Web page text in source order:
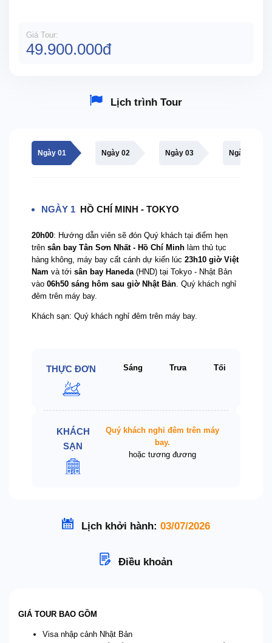
Giá Tour:
49.900.000đ
Lịch trình Tour
Ngày 01 Ngày 02 Ngày 03 Ngày 04
NGÀY 1 HỒ CHÍ MINH - TOKYO
20h00: Hướng dẫn viên sẽ đón Quý khách tại điểm hẹn
trênsân bay Tân Sơn Nhất - Hồ Chí Minh làm thủ tục
hàng không, máy bay cất cánh dự kiến lúc23h10 giờ Việt
Nam và tớisân bay Haneda (HND) tại Tokyo - Nhật Bản
vào06h50 sáng hôm sau giờ Nhật Bản . Quý khách nghỉ
đêm trên máy bay.
Khách sạn: Quý khách nghỉ đêm trên máy bay.
THỰC ĐƠN Sáng Trưa Tối
KHÁCH
SẠN
Quý khách nghỉ đêm trên máy
bay.
hoặc tương đương
Lịch khởi hành: 03/07/2026
Điều khoản
GIÁ TOUR BAO GỒM
Visa nhập cảnh Nhật Bản